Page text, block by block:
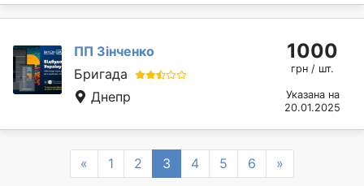
ПП Зінченко
Бригада
Днепр
1000
грн / шт.
Указана на
20.01.2025
« Previous
1 2 3 4 5 6 »